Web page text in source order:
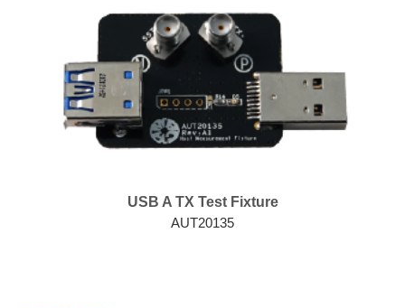
USB A TX Test Fixture
AUT20135